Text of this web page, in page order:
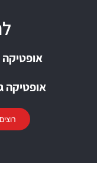
אופטיקה געש
אופטיקה געש